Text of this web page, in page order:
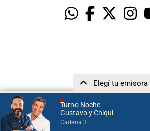
Turno Noche
Gustavo y Chiqui
Cadena 3
Elegí tu emisora